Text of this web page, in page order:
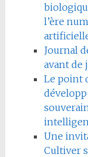
l’ère
Journal
avant de
Le point
Une
Cultiver